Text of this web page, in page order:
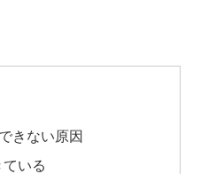
きない原因
いる